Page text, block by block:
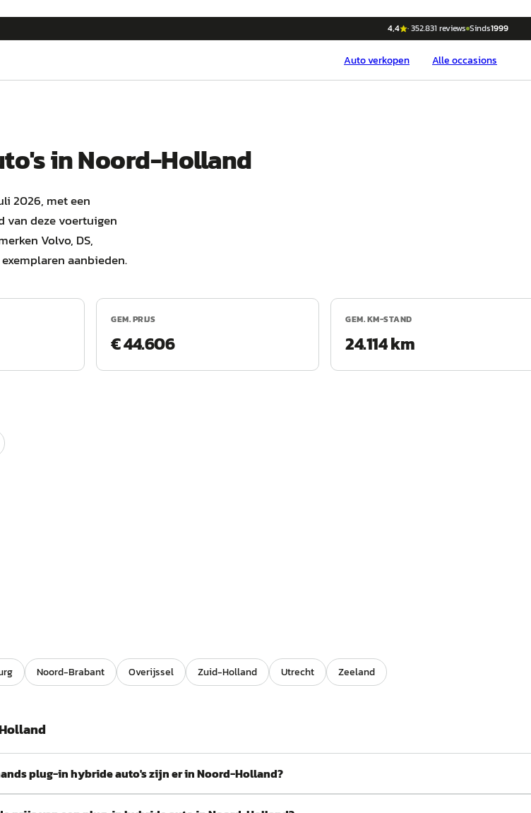
4,4 ·352.831 reviews Sinds1999
Autoverkopen Alle occasions
inNoord-Holland
2026, met een
van deze voertuigen
Volvo, DS,
aanbieden.
GEM. PRIJS
€ 44.606
GEM. KM-STAND
24.114 km
Noord-Brabant Overijssel Zuid-Holland Utrecht Zeeland
plug-in hybride auto's zijn er in Noord-Holland?